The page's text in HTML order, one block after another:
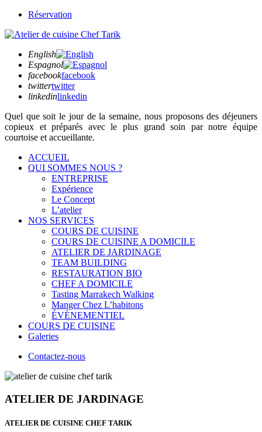
Réservation
English
Espagnol
facebookfacebook
twittertwitter
linkedinlinkedin
Quel que soitle jour de la semaine, nous proposons des déjeuners
copieux et préparés avec le plus grand soin par notre équipe
courtoise et accueillante.
ACCUEIL
QUI SOMMES NOUS ?
ENTREPRISE
Expérience
Le Concept
L’atelier
NOS SERVICES
COURS DE CUISINE
COURS DE CUISINE A DOMICILE
ATELIER DE JARDINAGE
TEAM BUILDING
RESTAURATION BIO
CHEF A DOMICILE
Tasting Marrakech Walking
Manger Chez L’habitons
ÉVÉNEMENTIEL
COURS DE CUISINE
Galeries
Contactez-nous
ATELIER DE JARDINAGE
ATELIER DE CUISINE CHEF TARIK